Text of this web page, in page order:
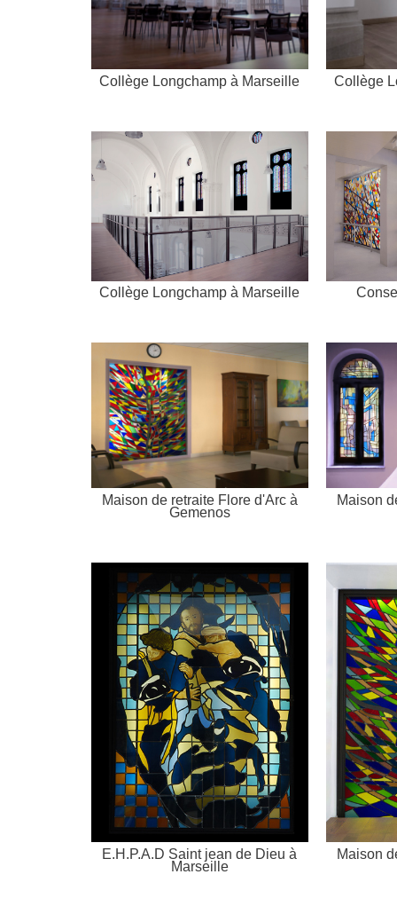
Collège Longchamp à Marseille Collège
Collège Longchamp à Marseille
Maison de retraite Flore d'Arc à
Gemenos
Maison
E.H.P.A.D Saint jean de Dieu à
Marseille
Maison